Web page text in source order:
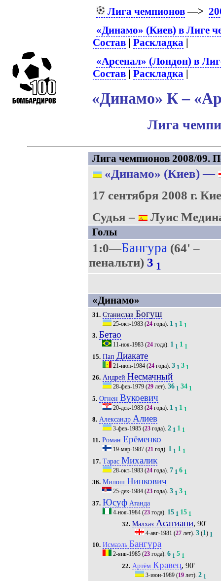
Лига чемпионов—>
«Динамо» (Киев) в Лиге
Состав |Раскладка |
«Арсенал» (Лондон) в
Состав |Раскладка |
«Динамо» К –
Лига
Лига чемпионов 2008/09.
«Динамо» (Киев)—
17 сентября 2008 г.
Судья –
Луис
Голы
1:0—Бангура (64' –
пенальти) 3 1
«Динамо»
31. Станислав Богуш
25-окт-1983(24года). 1 1 1 1
3. Бетао
11-ноя-1983(24года). 1 1 1 1
15. Пап Диакате
21-июн-1984(24года). 3 1 3 1
26. Андрей Несмачный
28-фев-1979(29лет). 36 1 34 1
5. Огнен Вукоевич
20-дек-1983(24года). 1 1 1 1
8. Александр Алиев
3-фев-1985(23года). 2 1 1 1
11. Роман Ерёменко
19-мар-1987(21год). 1 1 1 1
17. Тарас Михалик
28-окт-1983(24года). 7 1 6 1
36. Милош Нинкович
25-дек-1984(23года). 3 1 3 1
37. ЮсуфАтанда
4-ноя-1984(23года). 15 1 15 1
32. Малхаз Асатиани, 90'
4-авг-1981 (27 лет).3 (1) 1
10. Исмаэль Бангура
2-янв-1985(23года). 6 1 5 1
22. Артём Кравец, 90'
3-июн-1989 (19 лет).2 1